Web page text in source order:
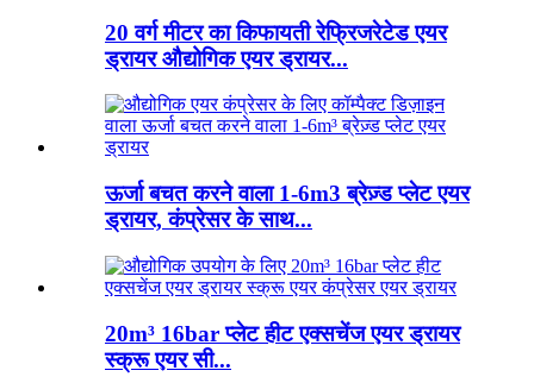
20 वर्ग मीटर का किफायती रेफ्रिजरेटेड एयर
ड्रायर औद्योगिक एयर ड्रायर...
ऊर्जा बचत करने वाला 1-6m3 ब्रेज़्ड प्लेट एयर
ड्रायर, कंप्रेसर के साथ...
20m³ 16bar प्लेट हीट एक्सचेंज एयर ड्रायर
स्क्रू एयर सी...